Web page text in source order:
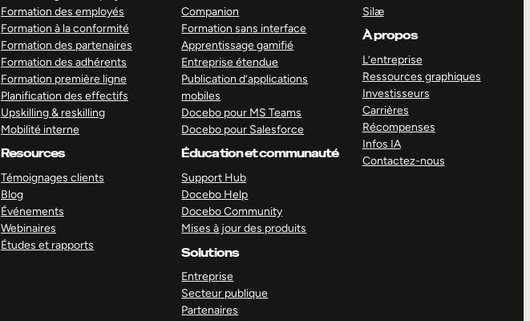
Formation des employés
Formation à la conformité
Formation des partenaires
Formation des adhérents
Formation première ligne
Planification des effectifs
Upskilling & reskilling
Mobilité interne
Resources
Témoignages clients
Blog
Événements
Webinaires
Études et rapports
Companion
Formation sans interface
Apprentissage gamifié
Entreprise étendue
Publication d’applications
mobiles
Docebo pour MS Teams
Docebo pour Salesforce
Éducation et communauté
Support Hub
Docebo Help
Docebo Community
Mises à jour des produits
Solutions
Entreprise
Secteur publique
Partenaires
Silæ
À propos
L’entreprise
Ressources graphiques
Investisseurs
Carrières
Récompenses
Infos IA
Contactez-nous